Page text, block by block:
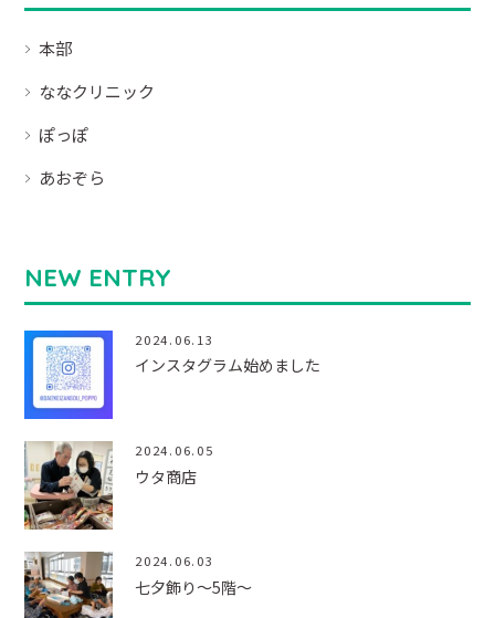
本部
ななクリニック
ぽっぽ
あおぞら
NEW ENTRY
2024.06.13
インスタグラム始めました
2024.06.05
ウタ商店
2024.06.03
七夕飾り～5階～